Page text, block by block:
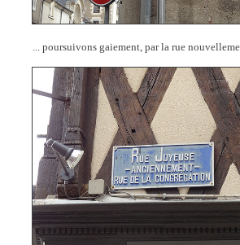
... poursuivons gaiement, par la rue